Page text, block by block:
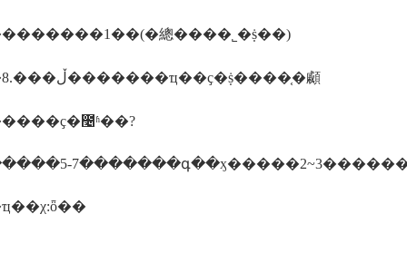
總����˾�ṩ��)
����8.���ڵ�������ҵ��ҫ�ṩ����֤�顣